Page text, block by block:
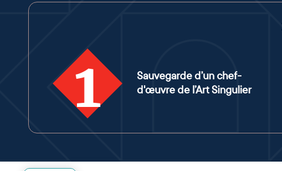
1
Sauvegarde d’un chef-
d'œuvre de l’Art Singulier